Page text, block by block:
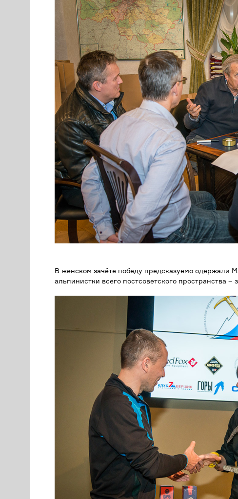
В женском зачёте победу предсказуемо одержали
альпинистки всего постсоветского пространства